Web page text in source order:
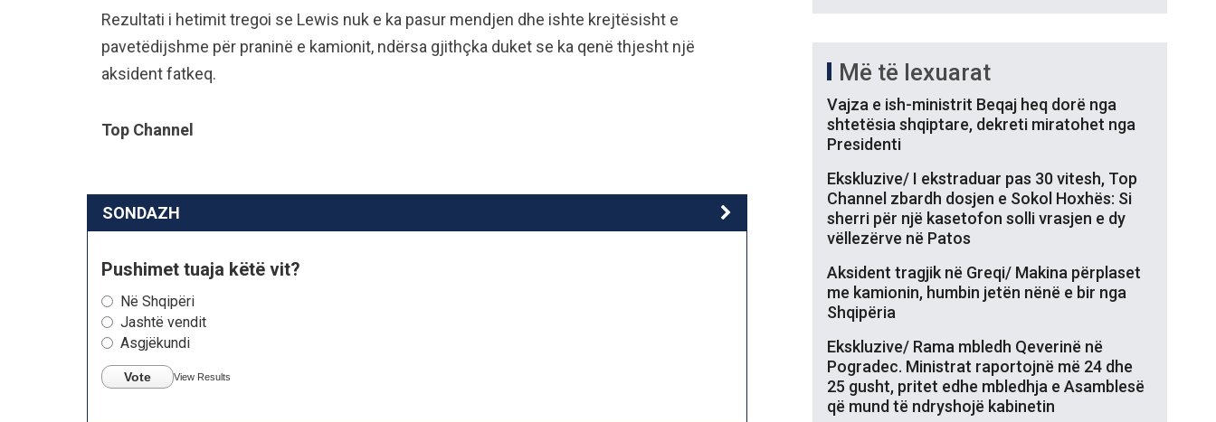
Rezultati i hetimit tregoi se Lewis nuk e ka pasur mendjen dhe ishte krejtësisht e
pavetëdijshme për praninë e kamionit, ndërsa gjithçka duket se ka qenë thjesht një
aksident fatkeq.
Top Channel
SONDAZH
Pushimet tuaja këtë vit?
Në Shqipëri
Jashtë vendit
Asgjëkundi
Vote View Results
Më të lexuarat
Vajza e ish-ministrit Beqaj heq dorë nga
shtetësia shqiptare, dekreti miratohet nga
Presidenti
Ekskluzive/ I ekstraduar pas 30 vitesh, Top
Channel zbardh dosjen e Sokol Hoxhës: Si
sherri për një kasetofon solli vrasjen e dy
vëllezërve në Patos
Aksident tragjik në Greqi/ Makina përplaset
me kamionin, humbin jetën nënë e bir nga
Shqipëria
Ekskluzive/ Rama mbledh Qeverinë në
Pogradec. Ministrat raportojnë më 24 dhe
25 gusht, pritet edhe mbledhja e Asamblesë
që mund të ndryshojë kabinetin